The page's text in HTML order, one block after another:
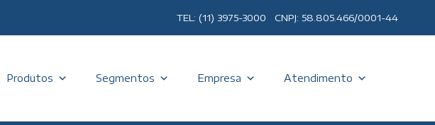
TEL: (11) 3975-3000 CNPJ: 58.805.466/0001-44
Produtos Segmentos Empresa Atendimento